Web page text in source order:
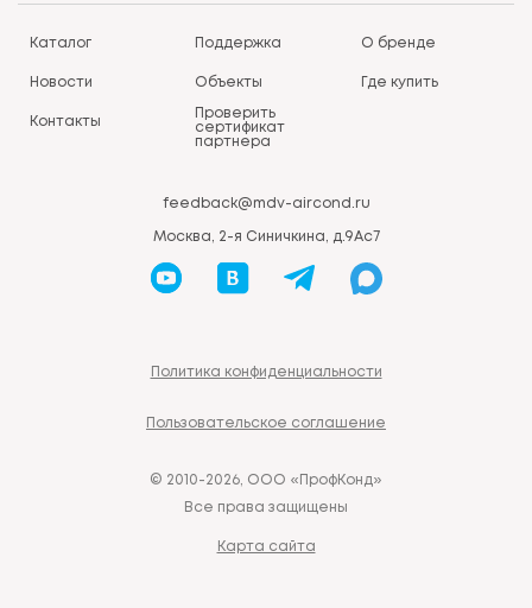
Каталог Поддержка О бренде
Новости Объекты Где купить
Контакты
Проверить
сертификат
партнера
feedback@mdv-aircond.ru
Москва, 2-я Синичкина, д.9Ас7
Политика конфиденциальности
Пользовательское соглашение
© 2010-2026, ООО «ПрофКонд»
Все права защищены
Карта сайта